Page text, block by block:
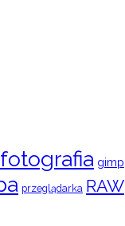
fotografia gimp
przeglądarka RAW